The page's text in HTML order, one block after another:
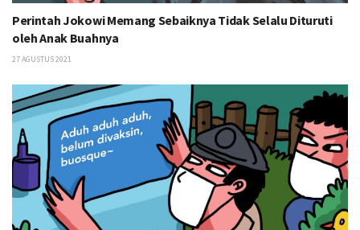
Perintah Jokowi Memang Sebaiknya Tidak Selalu Dituruti
oleh Anak Buahnya
27 AGUSTUS 2021